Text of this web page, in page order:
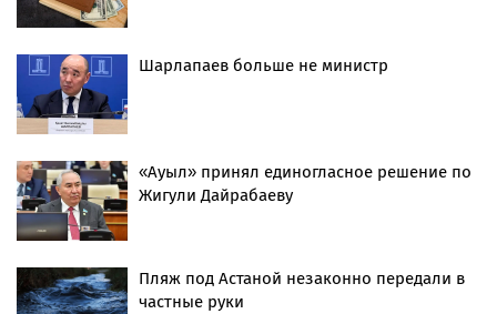
Шарлапаев больше не министр
«Ауыл» принял единогласное решение по
Жигули Дайрабаеву
Пляж под Астаной незаконно передали в
частные руки